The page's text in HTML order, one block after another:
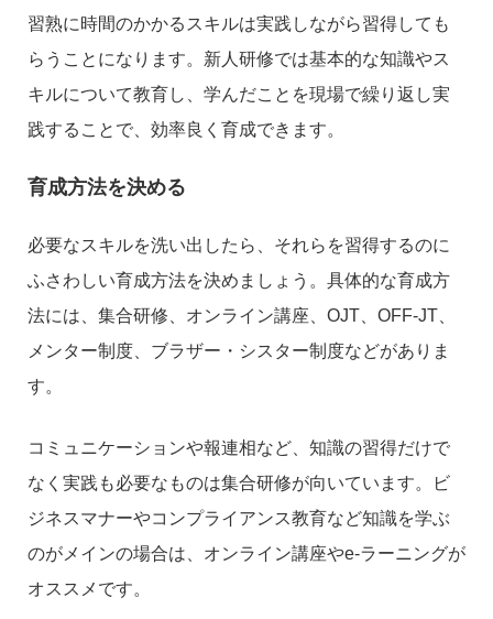
習熟に時間のかかるスキルは実践しながら習得しても
らうことになります。新人研修では基本的な知識やス
キルについて教育し、学んだことを現場で繰り返し実
践することで、効率良く育成できます。
育成方法を決める
必要なスキルを洗い出したら、それらを習得するのに
ふさわしい育成方法を決めましょう。具体的な育成方
法には、集合研修、オンライン講座、OJT、OFF-JT、
メンター制度、ブラザー・シスター制度などがありま
す。
コミュニケーションや報連相など、知識の習得だけで
なく実践も必要なものは集合研修が向いています。ビ
ジネスマナーやコンプライアンス教育など知識を学ぶ
のがメインの場合は、オンライン講座やe-ラーニングが
オススメです。